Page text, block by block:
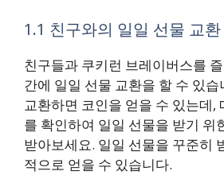
1.1 친구와의 일일 선물 교환
친구들과 쿠키런 브레이버스를
간에 일일 선물 교환을 할 수 있
교환하면 코인을 얻을 수 있는데,
를 확인하여 일일 선물을 받기 위
받아보세요. 일일 선물을 꾸준히
적으로 얻을 수 있습니다.